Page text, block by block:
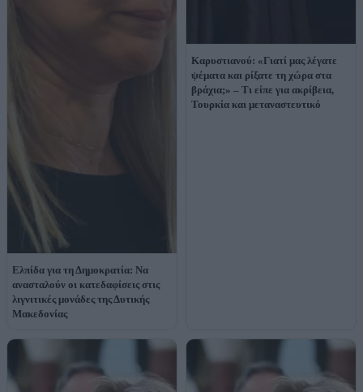
Ελπίδα για τη Δημοκρατία: Να
ανασταλούν οι κατεδαφίσεις στις
λιγνιτικές μονάδες της Δυτικής
Μακεδονίας
Καρυστιανού: «Γιατί μας λέγατε
ψέματα και ρίξατε τη χώρα στα
βράχια;» – Τι είπε για ακρίβεια,
Τουρκία και μεταναστευτικό